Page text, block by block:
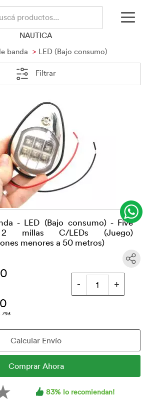
productos...
NAUTICA
banda LED (Bajo consumo)
Filtrar
- LED (Bajo consumo) - Five
millas C/LEDs (Juego)
menores a 50 metros)
83% lo recomiendan!